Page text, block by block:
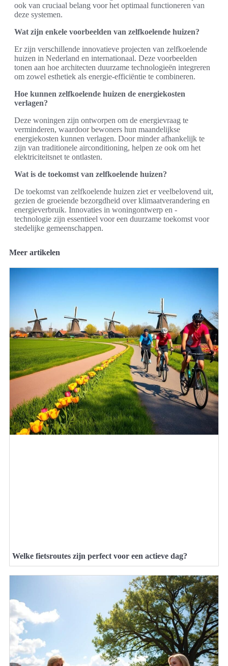
ook van cruciaal belang voor het optimaal functioneren van
deze systemen.
Wat zijn enkele voorbeelden van zelfkoelende huizen?
Er zijn verschillende innovatieve projecten van zelfkoelende
huizen in Nederland en internationaal. Deze voorbeelden
tonen aan hoe architecten duurzame technologieën integreren
om zowel esthetiek als energie-efficiëntie te combineren.
Hoe kunnen zelfkoelende huizen de energiekosten
verlagen?
Deze woningen zijn ontworpen om de energievraag te
verminderen, waardoor bewoners hun maandelijkse
energiekosten kunnen verlagen. Door minder afhankelijk te
zijn van traditionele airconditioning, helpen ze ook om het
elektriciteitsnet te ontlasten.
Wat is de toekomst van zelfkoelende huizen?
De toekomst van zelfkoelende huizen ziet er veelbelovend uit,
gezien de groeiende bezorgdheid over klimaatverandering en
energieverbruik. Innovaties in woningontwerp en -
technologie zijn essentieel voor een duurzame toekomst voor
stedelijke gemeenschappen.
Meer artikelen
Welke fietsroutes zijn perfect voor een actieve dag?